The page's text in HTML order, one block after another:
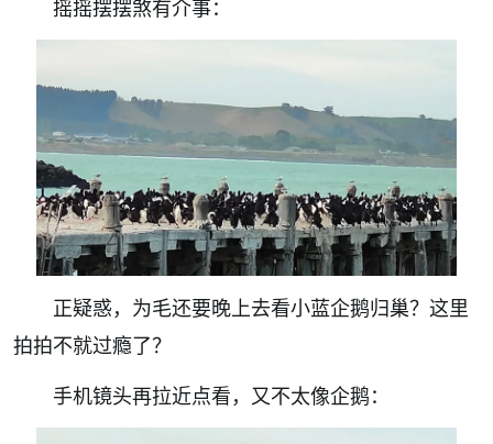
摇摇摆摆煞有介事：
正疑惑，为毛还要晚上去看小蓝企鹅归巢？这里
拍拍不就过瘾了？
手机镜头再拉近点看，又不太像企鹅：